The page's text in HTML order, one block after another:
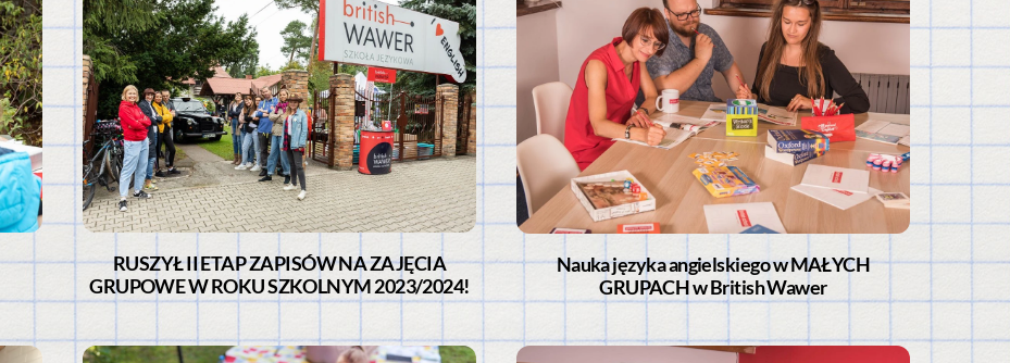
RUSZYŁ II ETAP ZAPISÓW NA ZAJĘCIA
GRUPOWE W ROKU SZKOLNYM 2023/2024!
Nauka języka angielskiego w MAŁYCH
GRUPACH w British Wawer